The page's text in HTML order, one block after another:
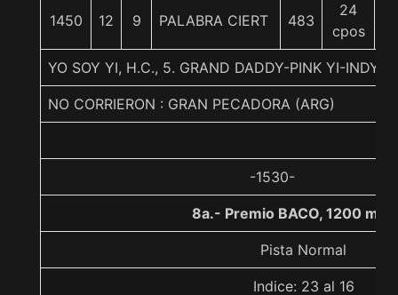
1450 12 9 PALABRA CIERT 483
24
cpos
YO SOY YI, H.C., 5. GRAND DADDY-PINK YI-INDY
NO CORRIERON : GRAN PECADORA (ARG)
-1530-
8a.- Premio BACO, 1200
Pista Normal
Indice: 23 al 16